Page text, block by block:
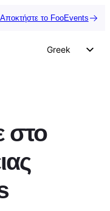
Αποκτήστε το FooEvents
Greek
Spanish
στο